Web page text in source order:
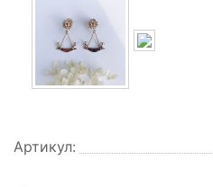
Артикул: